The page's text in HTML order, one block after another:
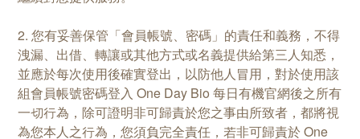
2. 您有妥善保管「會員帳號、密碼」的責任和義務，不得
洩漏、出借、轉讓或其他方式或名義提供給第三人知悉，
並應於每次使用後確實登出，以防他人冒用，對於使用該
組會員帳號密碼登入 One Day Bio 每日有機官網後之所有
一切行為，除可證明非可歸責於您之事由所致者，都將視
為您本人之行為，您須負完全責任，若非可歸責於 One